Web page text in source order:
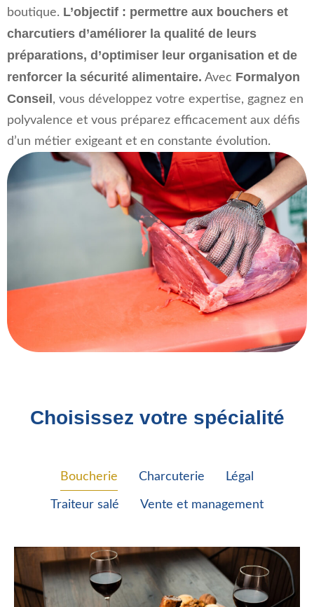
boutique. L’objectif : permettre aux bouchers et
charcutiers d’améliorer la qualité de leurs
préparations, d’optimiser leur organisation et de
renforcer la sécurité alimentaire. Avec Formalyon
Conseil , vous développez votre expertise, gagnez en
polyvalence et vous préparez efficacement aux défis
d’un métier exigeant et en constante évolution.
Choisissez votre spécialité
Boucherie Charcuterie Légal
Traiteur salé Vente et management